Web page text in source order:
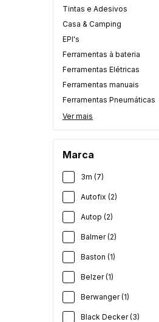
Tintas e Adesivos
Casa & Camping
EPI's
Ferramentas à bateria
Ferramentas Elétricas
Ferramentas manuais
Ferramentas Pneumáticas
Ver mais
Marca
3m (7)
Autofix (2)
Autop (2)
Balmer (2)
Baston (1)
Belzer (1)
Berwanger (1)
Black Decker (3)